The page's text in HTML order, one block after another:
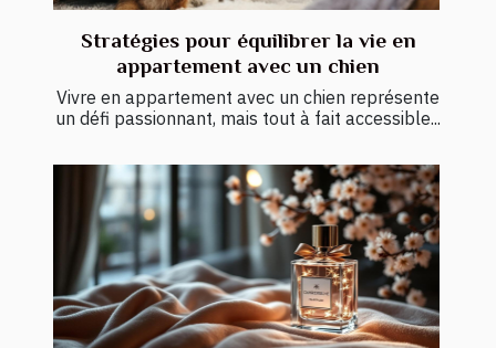
Stratégies pour équilibrer la vie en
appartement avec un chien
Vivre en appartement avec un chien représente
un défi passionnant, mais tout à fait accessible...